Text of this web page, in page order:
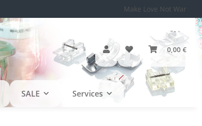
Make Love Not War
0,00 €
SALE Services